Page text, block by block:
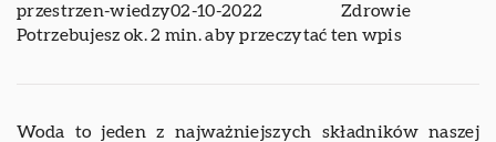
przestrzen-wiedzy02-10-2022
Zdrowie
Potrzebujesz ok. 2 min. aby przeczytać ten wpis
Woda to jeden z najważniejszych składników naszej